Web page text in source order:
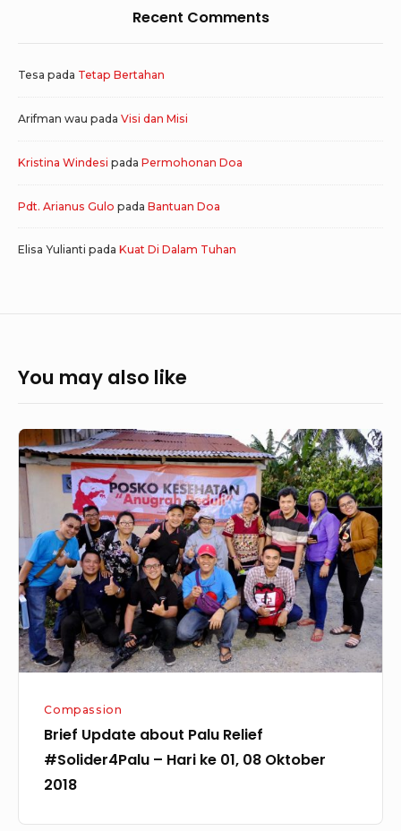
Recent Comments
Tesa pada Tetap Bertahan
Arifman wau pada Visi dan Misi
Kristina Windesi pada Permohonan Doa
Pdt. Arianus Gulo pada Bantuan Doa
Elisa Yulianti pada Kuat Di Dalam Tuhan
You may also like
Brief
Update
about
Relief
#Solider4Palu
–
Hari
ke
01,
Oktober
2018
Compassion
Brief Update about Palu Relief
#Solider4Palu – Hari ke 01, 08 Oktober
2018